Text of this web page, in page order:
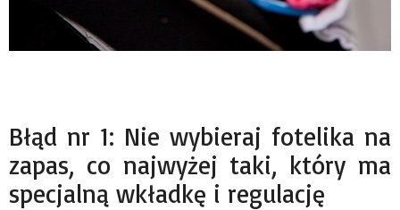
Błąd nr 1: Nie wybieraj fotelika na
zapas, co najwyżej taki, który ma
specjalną wkładkę i regulację